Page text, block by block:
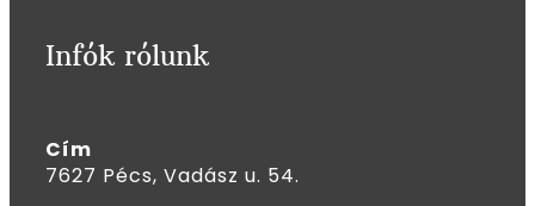
Infók rólunk
Cím
7627 Pécs, Vadász u. 54.